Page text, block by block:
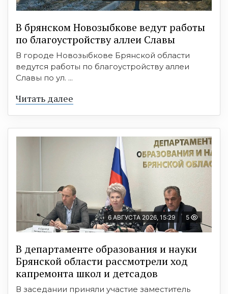
В брянском Новозыбкове ведут работы
по благоустройству аллеи Славы
В городе Новозыбкове Брянской области
ведутся работы по благоустройству аллеи
Славы по ул. ...
Читать далее
6 АВГУСТА 2026, 15:29 5
В департаменте образования и науки
Брянской области рассмотрели ход
капремонта школ и детсадов
В заседании приняли участие заместитель